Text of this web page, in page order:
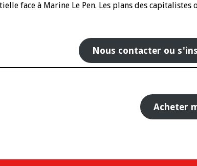
face à Marine Le Pen. Les plans des
Nous contacter ou
Acheter